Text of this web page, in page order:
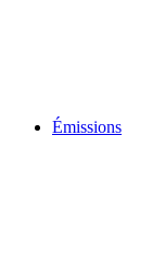
Émissions